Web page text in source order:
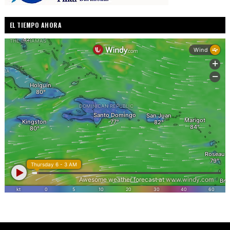
EL TIEMPO AHORA